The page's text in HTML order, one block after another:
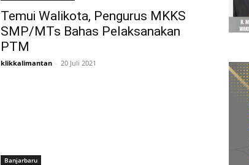
Temui Walikota, Pengurus MKKS
SMP/MTs Bahas Pelaksanakan
PTM
klikkalimantan - 20 Juli 2021
Banjarbaru